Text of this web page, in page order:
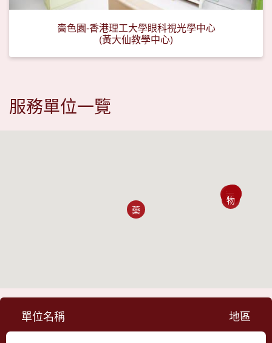
嗇色園-香港理工大學眼科視光學中心
(黃大仙教學中心)
服務單位一覽
藥
中
西
牙
物
眼
單位名稱 地區